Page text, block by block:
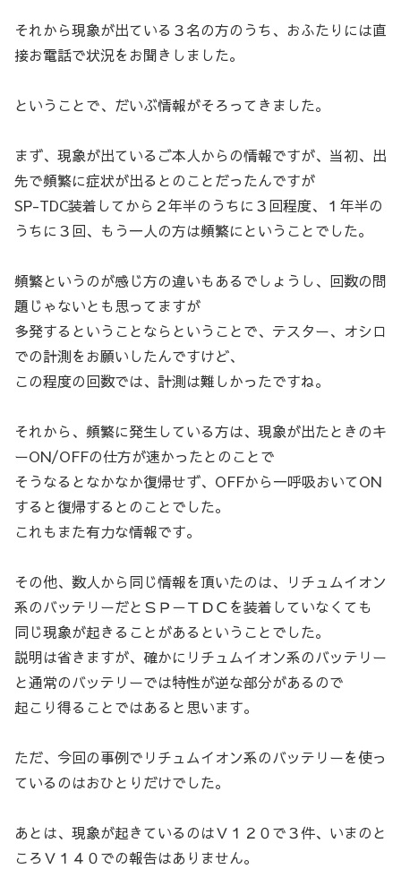
それから現象が出ている３名の方のうち、おふたりには直
接お電話で状況をお聞きしました。
ということで、だいぶ情報がそろってきました。
まず、現象が出ているご本人からの情報ですが、当初、出
先で頻繁に症状が出るとのことだったんですが
SP-TDC装着してから２年半のうちに３回程度、１年半の
うちに３回、もう一人の方は頻繁にということでした。
頻繁というのが感じ方の違いもあるでしょうし、回数の問
題じゃないとも思ってますが
多発するということならということで、テスター、オシロ
での計測をお願いしたんですけど、
この程度の回数では、計測は難しかったですね。
それから、頻繁に発生している方は、現象が出たときのキ
ーON/OFFの仕方が速かったとのことで
そうなるとなかなか復帰せず、OFFから一呼吸おいてON
すると復帰するとのことでした。
これもまた有力な情報です。
その他、数人から同じ情報を頂いたのは、リチュムイオン
系のバッテリーだとＳＰ－ＴＤＣを装着していなくても
同じ現象が起きることがあるということでした。
説明は省きますが、確かにリチュムイオン系のバッテリー
と通常のバッテリーでは特性が逆な部分があるので
起こり得ることではあると思います。
ただ、今回の事例でリチュムイオン系のバッテリーを使っ
ているのはおひとりだけでした。
あとは、現象が起きているのはＶ１２０で３件、いまのと
ころＶ１４０での報告はありません。